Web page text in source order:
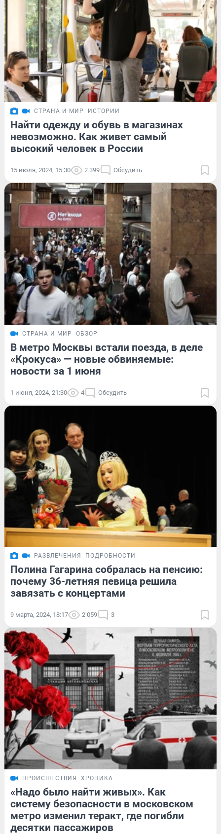
СТРАНА И МИР ИСТОРИИ
Найти одежду и обувь в магазинах
невозможно. Как живет самый
высокий человек в России
15 июля, 2024, 15:30 2 399 Обсудить
СТРАНА И МИР ОБЗОР
В метро Москвы встали поезда, в деле
«Крокуса» — новые обвиняемые:
новости за 1 июня
1 июня, 2024, 21:30 4 Обсудить
РАЗВЛЕЧЕНИЯ ПОДРОБНОСТИ
Полина Гагарина собралась на пенсию:
почему 36-летняя певица решила
завязать с концертами
9 марта, 2024, 18:17 2 059 3
ПРОИСШЕСТВИЯ ХРОНИКА
«Надо было найти живых». Как
систему безопасности в московском
метро изменил теракт, где погибли
десятки пассажиров